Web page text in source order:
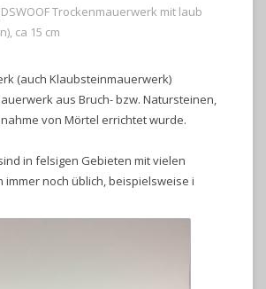
Trockenmauerwerk mit laub
ca 15 cm
(auch Klaubsteinmauerwerk)
aus Bruch- bzw. Natursteinen,
von Mörtel errichtet wurde.
in felsigen Gebieten mit vielen
immer noch üblich, beispielsweise i